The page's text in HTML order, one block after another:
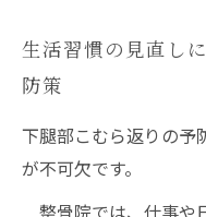
生活習慣の見直し
防策
下腿部こむら返りの予
が不可欠です。
整骨院では、仕事や